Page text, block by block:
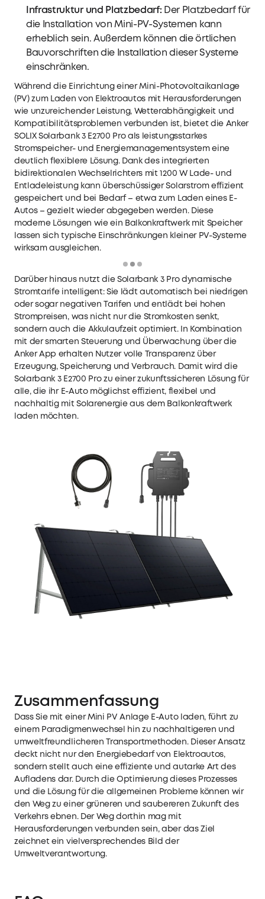
Infrastruktur und Platzbedarf: Der Platzbedarf für
die Installation von Mini-PV-Systemen kann
erheblich sein. Außerdem können die örtlichen
Bauvorschriften die Installation dieser Systeme
einschränken.
Während die Einrichtung einer Mini-Photovoltaikanlage
(PV) zum Laden von Elektroautos mit Herausforderungen
wie unzureichender Leistung, Wetterabhängigkeit und
Kompatibilitätsproblemen verbunden ist, bietet die Anker
SOLIX Solarbank 3 E2700 Proals leistungsstarkes
Stromspeicher- und Energiemanagementsystem eine
deutlich flexiblere Lösung. Dank des integrierten
bidirektionalen Wechselrichters mit 1200 W Lade- und
Entladeleistung kann überschüssiger Solarstrom effizient
gespeichert und bei Bedarf – etwa zum Laden eines E-
Autos – gezielt wieder abgegeben werden. Diese
moderne Lösungen wie ein Balkonkraftwerk mit Speicher
lassen sich typische Einschränkungen kleiner PV-Systeme
wirksam ausgleichen.
Darüber hinaus nutzt die Solarbank 3 Pro dynamische
Stromtarife intelligent: Sie lädt automatisch bei niedrigen
oder sogar negativen Tarifen und entlädt bei hohen
Strompreisen, was nicht nur die Stromkosten senkt,
sondern auch die Akkulaufzeit optimiert. In Kombination
mit der smarten Steuerung und Überwachung über die
Anker App erhalten Nutzer volle Transparenz über
Erzeugung, Speicherung und Verbrauch. Damit wird die
Solarbank 3 E2700 Pro zu einer zukunftssicheren Lösung für
alle, die ihr E-Auto möglichst effizient, flexibel und
nachhaltig mit Solarenergie aus dem Balkonkraftwerk
laden möchten.
Zusammenfassung
Dass Sie mit einer Mini PV Anlage E-Auto laden, führt zu
einem Paradigmenwechsel hin zu nachhaltigeren und
umweltfreundlicheren Transportmethoden. Dieser Ansatz
deckt nicht nur den Energiebedarf von Elektroautos,
sondern stellt auch eine effiziente und autarke Art des
Aufladens dar. Durch die Optimierung dieses Prozesses
und die Lösung für die allgemeinen Probleme können wir
den Weg zu einer grüneren und saubereren Zukunft des
Verkehrs ebnen. Der Weg dorthin mag mit
Herausforderungen verbunden sein, aber das Ziel
zeichnet ein vielversprechendes Bild der
Umweltverantwortung.